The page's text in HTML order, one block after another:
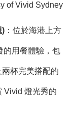
of Vivid Sydney
) ：位於海港上方
的用餐體驗，包
杯完美搭配的
Vivid 燈光秀的